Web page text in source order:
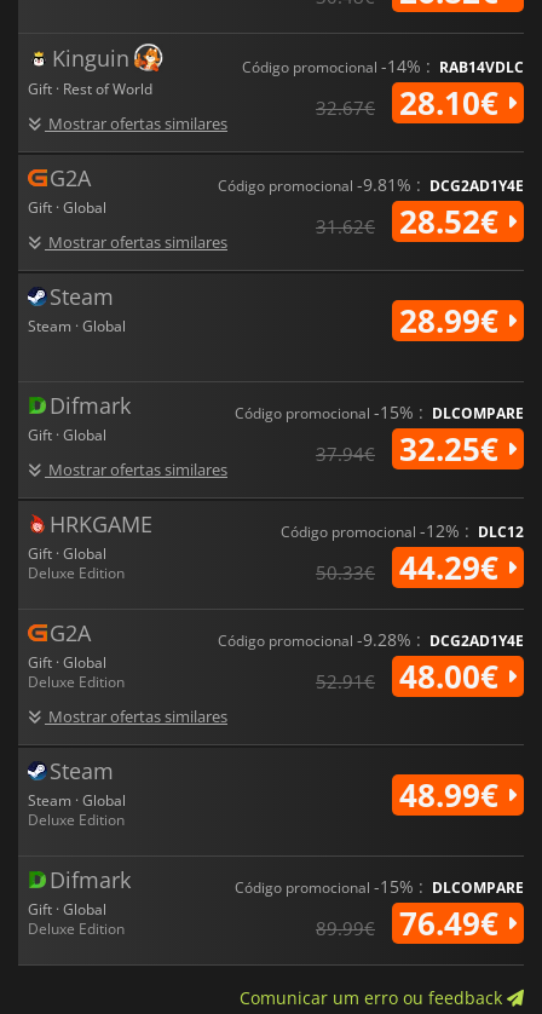
Kinguin
Gift · Rest of World
Mostrar ofertas similares
Código promocional -14% : RAB14VDLC
32.67€ 28.10€
G2A
Gift · Global
Mostrar ofertas similares
Código promocional -9.81% : DCG2AD1Y4E
31.62€ 28.52€
Steam
Steam · Global 28.99€
Difmark
Gift · Global
Mostrar ofertas similares
Código promocional -15% : DLCOMPARE
37.94€ 32.25€
HRKGAME
Gift · Global
Deluxe Edition
Código promocional -12% : DLC12
50.33€ 44.29€
G2A
Gift · Global
Deluxe Edition
Mostrar ofertas similares
Código promocional -9.28% : DCG2AD1Y4E
52.91€ 48.00€
Steam
Steam · Global
Deluxe Edition
48.99€
Difmark
Gift · Global
Deluxe Edition
Código promocional -15% : DLCOMPARE
89.99€ 76.49€
Comunicar um erro ou feedback